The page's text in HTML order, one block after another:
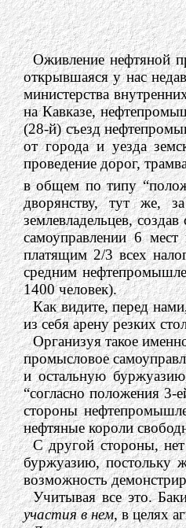
Оживление нефтяной
открывшаяся у нас
министерства
на Кавказе,
(28-й) съезд
от города и уезда
проведение дорог,
в общем по типу
дворянству, тут же,
землевладельцев,
самоуправлении 6 мест
платящим 2/3 всех
средним
1400 человек).
Как видите, перед
из себя арену резких
Организуя такое
промысловое
и остальную
“согласно положения
стороны
нефтяные короли
С другой стороны,
буржуазию, постольку
возможность
Учитывая все это.
участия в нем, в целях